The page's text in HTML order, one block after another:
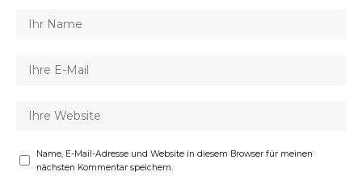
Name, E-Mail-Adresse und Website in diesem Browser für meinen
nächsten Kommentar speichern.